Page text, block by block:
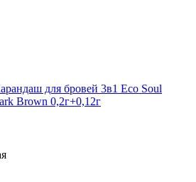
для бровей 3в1 Eco Soul
Brown 0,2г+0,12г